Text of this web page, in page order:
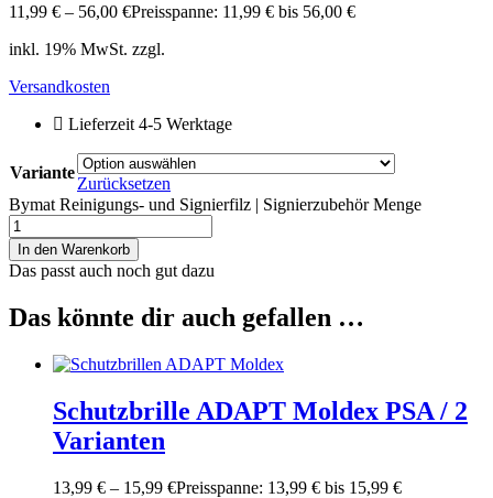
11,99 € – 56,00 €Preisspanne: 11,99 € bis 56,00 €
inkl. 19% MwSt. zzgl.
Versandkosten
Lieferzeit 4-5 Werktage
Variante
Zurücksetzen
Bymat Reinigungs- und Signierfilz | Signierzubehör Menge
In den Warenkorb
Das passt auch noch gut dazu
Das könnte dir auch gefallen …
Schutzbrille ADAPT Moldex PSA / 2
Varianten
13,99 € – 15,99 €Preisspanne: 13,99 € bis 15,99 €